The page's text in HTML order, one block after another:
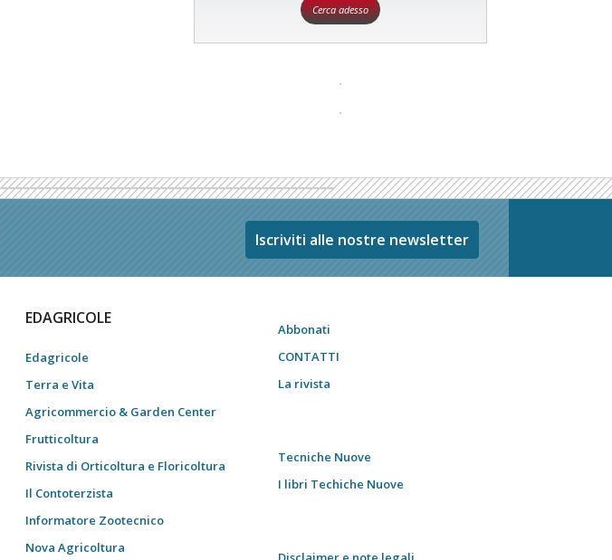
Cerca adesso
Iscriviti alle nostre newsletter
EDAGRICOLE
Edagricole
Terra e Vita
Agricommercio & Garden Center
Frutticoltura
Rivista di Orticoltura e Floricoltura
Il Contoterzista
Informatore Zootecnico
Nova Agricoltura
Abbonati
CONTATTI
La rivista
Tecniche Nuove
I libri Techiche Nuove